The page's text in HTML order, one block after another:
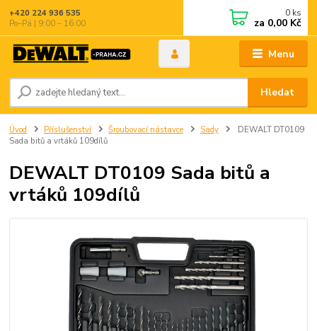
Menu
Hledat
+420 224 936 535
Po–Pá | 9:00 – 16:00
0 ks
za 0,00 Kč
Úvod Příslušenství Šroubovací nástavce Sady
DEWALT DT0109
Sada bitů a vrtáků 109dílů
DEWALT DT0109 Sada bitů a
vrtáků 109dílů